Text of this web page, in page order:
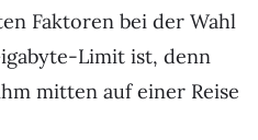
Faktoren bei der Wahl
Limit ist, denn
mitten auf einer Reise